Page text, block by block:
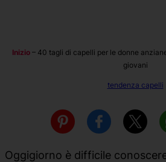
Inizio – 40 tagli di capelli per le donne
giovani
tendenza capelli
Oggigiorno è difficile